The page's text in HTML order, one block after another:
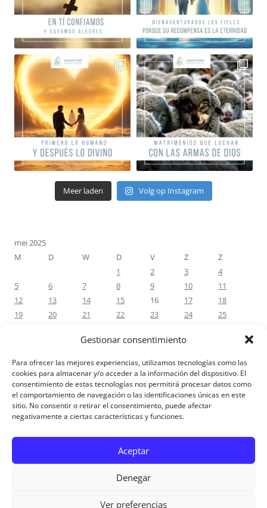
Gestionar consentimiento
Para ofrecer las mejores experiencias, utilizamos tecnologías como las
cookies para almacenar y/o acceder a la información del dispositivo. El
consentimiento de estas tecnologías nos permitirá procesar datos como
el comportamiento de navegación o las identificaciones únicas en este
sitio. No consentir o retirar el consentimiento, puede afectar
negativamente a ciertas características y funciones.
Aceptar
Denegar
Ver preferencias
Meer laden Volg op Instagram
mei 2025
M
D W D V Z
Z
1
2 3
4
5
6 7 8 9 10
11
12
13 14 15 16 17
18
19
20 21 22 23 24
25
RECENTE REACTIES